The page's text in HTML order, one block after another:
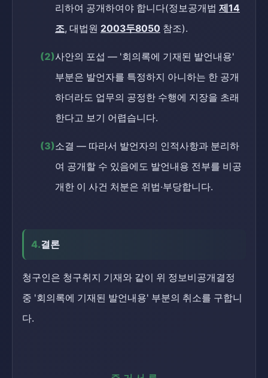
리하여 공개하여야 합니다(정보공개법 제14
조, 대법원 2003두8050 참조).
(2)사안의 포섭 — '회의록에 기재된 발언내용'
부분은 발언자를 특정하지 아니하는 한 공개
하더라도 업무의 공정한 수행에 지장을 초래
한다고 보기 어렵습니다.
(3)소결 — 따라서 발언자의 인적사항과 분리하
여 공개할 수 있음에도 발언내용 전부를 비공
개한 이 사건 처분은 위법·부당합니다.
4.결론
청구인은 청구취지 기재와 같이 위 정보비공개결정
중 '회의록에 기재된 발언내용' 부분의 취소를 구합니
다.